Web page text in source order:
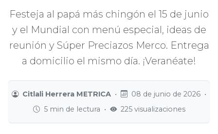
Festeja al papá más chingón el 15 de junio
y el Mundial con menú especial, ideas de
reunión y Súper Preciazos Merco. Entrega
a domicilio el mismo día. ¡Veranéate!
Citlali Herrera METRICA • 08 de junio de 2026 •
5 min de lectura • 225 visualizaciones